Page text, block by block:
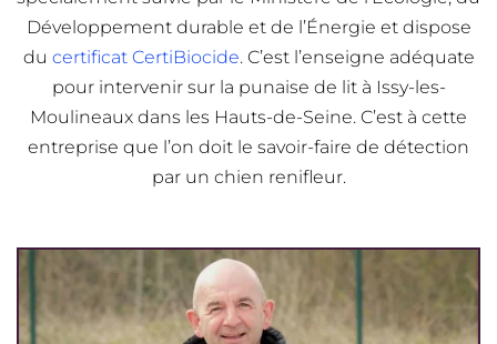
Développement durable et de l’Énergie et dispose
du certificat CertiBiocide. C’est l’enseigne adéquate
pour intervenir sur la punaise de lit à Issy-les-
Moulineaux dans les Hauts-de-Seine. C’est à cette
entreprise que l’on doit le savoir-faire de détection
par un chien renifleur.